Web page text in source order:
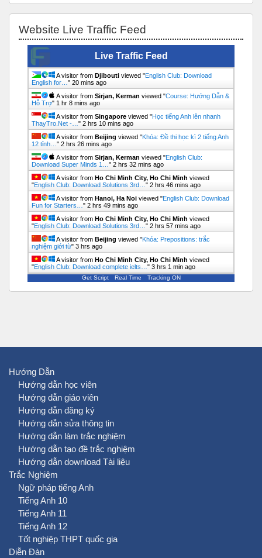
Website Live Traffic Feed
Live Traffic Feed
A visitor from Djibouti viewed "English Club: Download
English for… " 20 mins ago
A visitor from Sirjan, Kerman viewed "Course: Hướng Dẫn &
Hỗ Trợ" 1 hr 8 mins ago
A visitor from Singapore viewed "Học tiếng Anh lên nhanh
ThayTro.Net -… " 2 hrs 10 mins ago
A visitor from Beijing viewed "Khóa: Đề thi học kì 2 tiếng Anh
12 tỉnh… " 2 hrs 26 mins ago
A visitor from Sirjan, Kerman viewed "English Club:
Download Super Minds 1… " 2 hrs 32 mins ago
A visitor from Ho Chi Minh City, Ho Chi Minh viewed
"English Club: Download Solutions 3rd… " 2 hrs 46 mins ago
A visitor from Hanoi, Ha Noi viewed "English Club: Download
Fun for Starters… " 2 hrs 49 mins ago
A visitor from Ho Chi Minh City, Ho Chi Minh viewed
"English Club: Download Solutions 3rd… " 2 hrs 57 mins ago
A visitor from Beijing viewed "Khóa: Prepositions: trắc
nghiệm giới từ" 3 hrs ago
A visitor from Ho Chi Minh City, Ho Chi Minh viewed
"English Club: Download complete ielts… " 3 hrs 1 min ago
Get Script Real Time Tracking ON
Hướng Dẫn
Hướng dẫn học viên
Hướng dẫn giáo viên
Hướng dẫn đăng ký
Hướng dẫn sửa thông tin
Hướng dẫn làm trắc nghiệm
Hướng dẫn tạo đề trắc nghiệm
Hướng dẫn download Tài liệu
Trắc Nghiệm
Ngữ pháp tiếng Anh
Tiếng Anh 10
Tiếng Anh 11
Tiếng Anh 12
Tốt nghiệp THPT quốc gia
Diễn Đàn